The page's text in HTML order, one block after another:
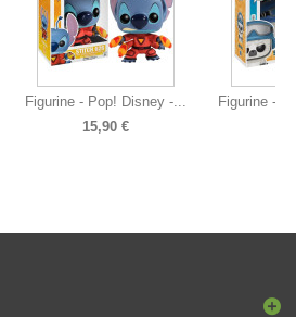
Figurine - Pop! Disney -...
15,90 €
Figurine -